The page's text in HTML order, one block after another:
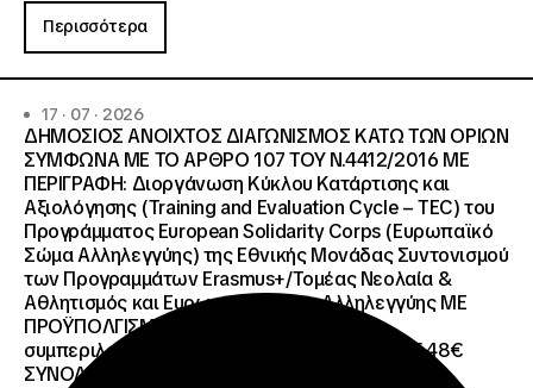
Περισσότερα
17 · 07 · 2026
ΔΗΜΟΣΙΟΣ ΑΝΟΙΧΤΟΣ ΔΙΑΓΩΝΙΣΜΟΣ ΚΑΤΩ ΤΩΝ ΟΡΙΩΝ
ΣΥΜΦΩΝΑ ΜΕ ΤΟ ΑΡΘΡΟ 107 ΤΟΥ Ν.4412/2016 ΜΕ
ΠΕΡΙΓΡΑΦΗ: Διοργάνωση Κύκλου Κατάρτισης και
Αξιολόγησης (Training and Evaluation Cycle – TEC) του
Προγράμματος European Solidarity Corps (Ευρωπαϊκό
Σώμα Αλληλεγγύης) της Εθνικής Μονάδας Συντονισμού
των Προγραμμάτων Erasmus+/Τομέας Νεολαία &
Αθλητισμός και Ευρωπαϊκό Σώμα Αλληλεγγύης ΜΕ
ΠΡΟΫΠΟΛΓΙΣΜΟ:258.064,52 € μη
συμπεριλαμβανομένου του Φ.Π.Α. ΦΠΑ 61.935,48€
ΣΥΝΟΛΙΚΗ ΑΞΙΑ 320.000,00 €.